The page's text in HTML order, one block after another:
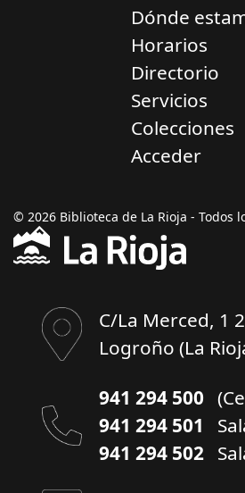
Dónde
Horarios
Directorio
Servicios
Colecciones
Acceder
© 2026 Biblioteca de La Rioja - Todos
C/La Merced, 1
Logroño (La
941 294 500
941 294 501
941 294 502